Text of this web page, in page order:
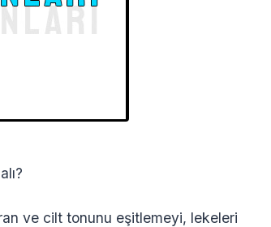
ve cilt tonunu eşitlemeyi, lekeleri